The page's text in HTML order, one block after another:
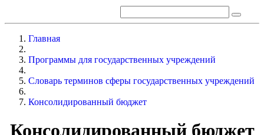
Главная
Программы для государственных учреждений
Словарь терминов сферы государственных учреждений
Консолидированный бюджет
Консолидированный бюджет